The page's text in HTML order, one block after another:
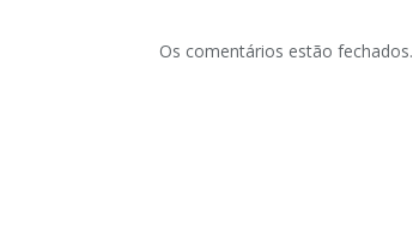
Os comentários estão fechados.